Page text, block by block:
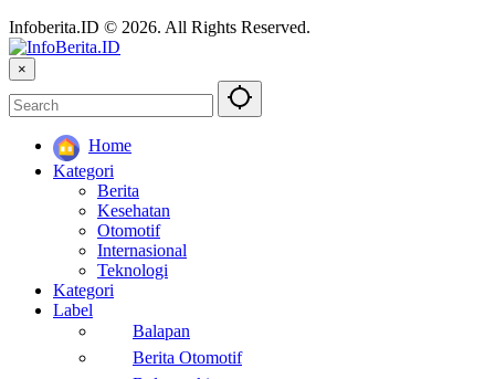
Infoberita.ID © 2026. All Rights Reserved.
×
Home
Kategori
Berita
Kesehatan
Otomotif
Internasional
Teknologi
Kategori
Label
Balapan
Berita Otomotif